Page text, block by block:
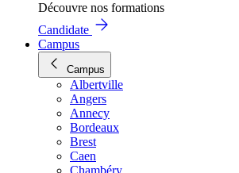
Découvre nos formations
Candidate
Campus
Campus
Albertville
Angers
Annecy
Bordeaux
Brest
Caen
Chambéry